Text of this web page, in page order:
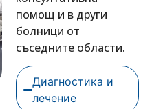
помощ и в други
болници от
съседните области.
Диагностика и
лечение